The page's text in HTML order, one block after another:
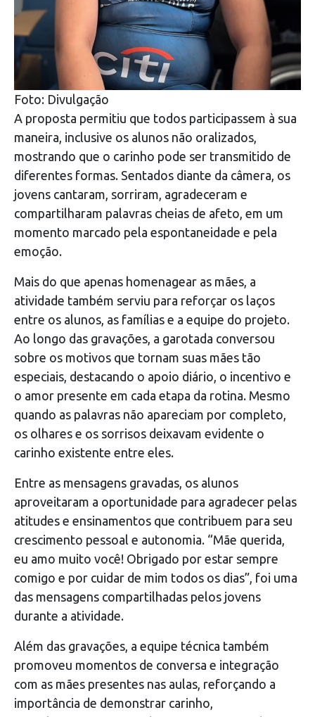
Foto: Divulgação
A proposta permitiu que todos participassem à sua
maneira, inclusive os alunos não oralizados,
mostrando que o carinho pode ser transmitido de
diferentes formas. Sentados diante da câmera, os
jovens cantaram, sorriram, agradeceram e
compartilharam palavras cheias de afeto, em um
momento marcado pela espontaneidade e pela
emoção.
Mais do que apenas homenagear as mães, a
atividade também serviu para reforçar os laços
entre os alunos, as famílias e a equipe do projeto.
Ao longo das gravações, a garotada conversou
sobre os motivos que tornam suas mães tão
especiais, destacando o apoio diário, o incentivo e
o amor presente em cada etapa da rotina. Mesmo
quando as palavras não apareciam por completo,
os olhares e os sorrisos deixavam evidente o
carinho existente entre eles.
Entre as mensagens gravadas, os alunos
aproveitaram a oportunidade para agradecer pelas
atitudes e ensinamentos que contribuem para seu
crescimento pessoal e autonomia. “Mãe querida,
eu amo muito você! Obrigado por estar sempre
comigo e por cuidar de mim todos os dias”, foi uma
das mensagens compartilhadas pelos jovens
durante a atividade.
Além das gravações, a equipe técnica também
promoveu momentos de conversa e integração
com as mães presentes nas aulas, reforçando a
importância de demonstrar carinho,